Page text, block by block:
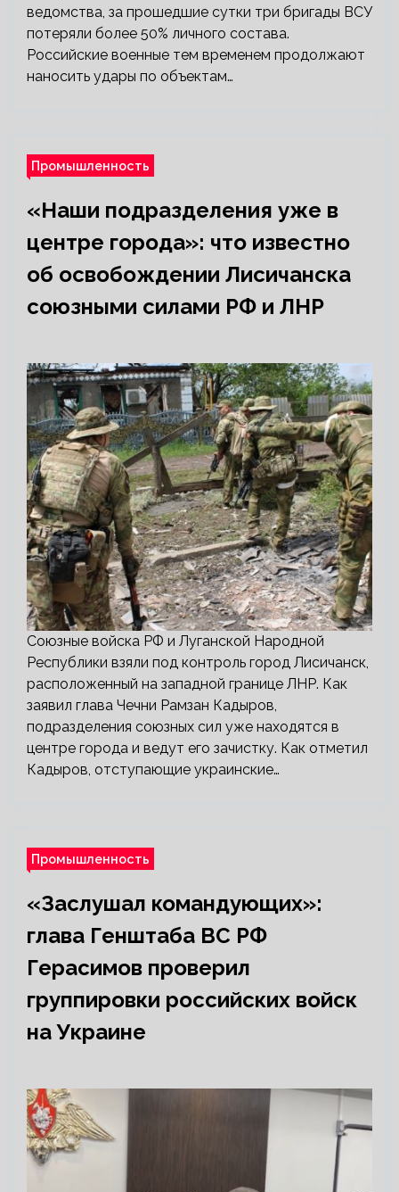
ведомства, за прошедшие сутки три бригады ВСУ
потеряли более 50% личного состава.
Российские военные тем временем продолжают
наносить удары по объектам…
Промышленность
«Наши подразделения уже в
центре города»: что известно
об освобождении Лисичанска
союзными силами РФ и ЛНР
Союзные войска РФ и Луганской Народной
Республики взяли под контроль город Лисичанск,
расположенный на западной границе ЛНР. Как
заявил глава Чечни Рамзан Кадыров,
подразделения союзных сил уже находятся в
центре города и ведут его зачистку. Как отметил
Кадыров, отступающие украинские…
Промышленность
«Заслушал командующих»:
глава Генштаба ВС РФ
Герасимов проверил
группировки российских войск
на Украине